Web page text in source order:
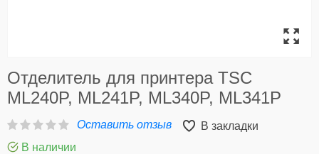
Отделитель для принтера TSC
ML240P, ML241P, ML340P, ML341P
Оставить отзыв
В закладки
В наличии